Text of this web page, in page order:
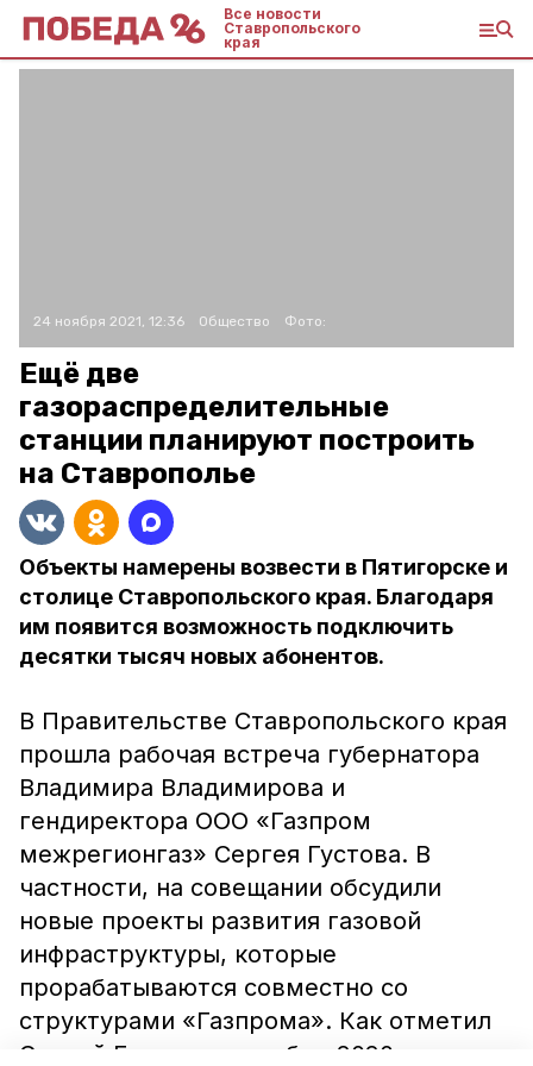
Все новости
Ставропольского
края
24 ноября 2021, 12:36 Общество Фото:
Ещё две
газораспределительные
станции планируют построить
на Ставрополье
Объекты намерены возвести в Пятигорске и
столице Ставропольского края. Благодаря
им появится возможность подключить
десятки тысяч новых абонентов.
В Правительстве Ставропольского края
прошла рабочая встреча губернатора
Владимира Владимирова и
гендиректора ООО «Газпром
межрегионгаз» Сергея Густова. В
частности, на совещании обсудили
новые проекты развития газовой
инфраструктуры, которые
прорабатываются совместно со
структурами «Газпрома». Как отметил
Сергей Густов, в декабре 2020 года